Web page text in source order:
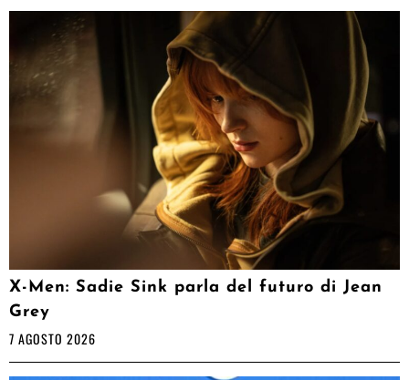
X-Men: Sadie Sink parla del futuro di Jean
Grey
7 AGOSTO 2026